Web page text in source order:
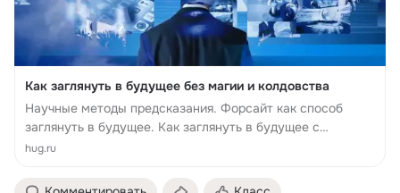
Как заглянуть в будущее без магии и колдовства
Научные методы предсказания. Форсайт как способ
заглянуть в будущее. Как заглянуть в будущее с
помощью интуиции. 5 шагов для развития
будущее, анализируя сновид...
hug.ru